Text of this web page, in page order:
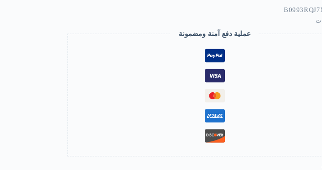
عملية دفع آمنة ومضمونة